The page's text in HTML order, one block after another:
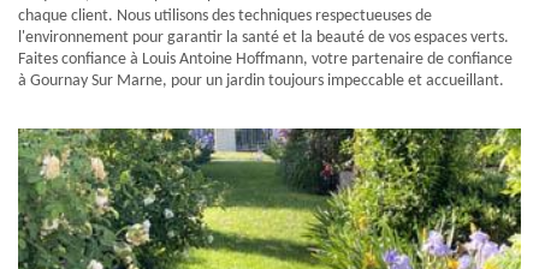
chaque client. Nous utilisons des techniques respectueuses de
l'environnement pour garantir la santé et la beauté de vos espaces verts.
Faites confiance à Louis Antoine Hoffmann, votre partenaire de confiance
à Gournay Sur Marne, pour un jardin toujours impeccable et accueillant.